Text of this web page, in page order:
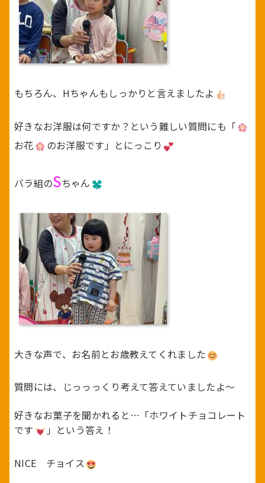
もちろん、Hちゃんもしっかりと言えましたよ
好きなお洋服は何ですか？という難しい質問にも「
お花
のお洋服です」とにっこり
バラ組のSちゃん
大きな声で、お名前とお歳教えてくれました
質問には、じっっっくり考えて答えていましたよ～
好きなお菓子を聞かれると…「ホワイトチョコレート
です
」という答え！
NICE チョイス